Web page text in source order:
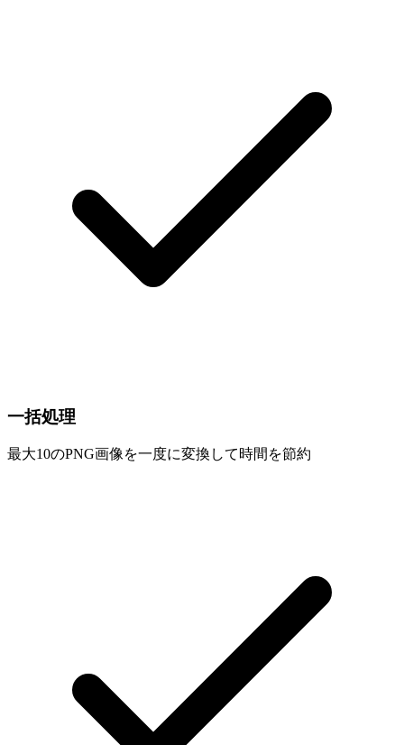
一括処理
最大10のPNG画像を一度に変換して時間を節約